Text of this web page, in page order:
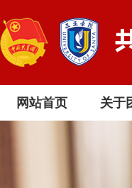
网站首页 关于